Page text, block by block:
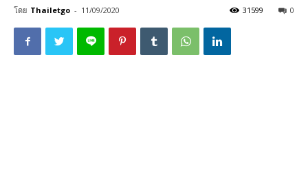
โดย Thailetgo - 11/09/2020 0
31599